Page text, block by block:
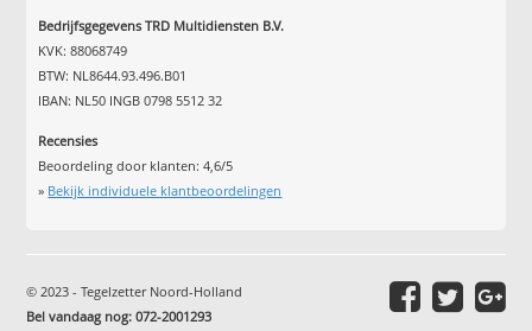
Bedrijfsgegevens TRD Multidiensten B.V.
KVK: 88068749
BTW: NL8644.93.496.B01
IBAN: NL50 INGB 0798 5512 32
Recensies
Beoordeling door klanten:4,6/5
» Bekijk individuele klantbeoordelingen
© 2023 - Tegelzetter Noord-Holland
Bel vandaag nog: 072-2001293